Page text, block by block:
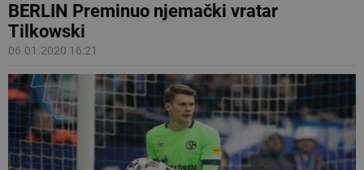
BERLIN Preminuo njemački vratar
Tilkowski
06.01.2020 16:21